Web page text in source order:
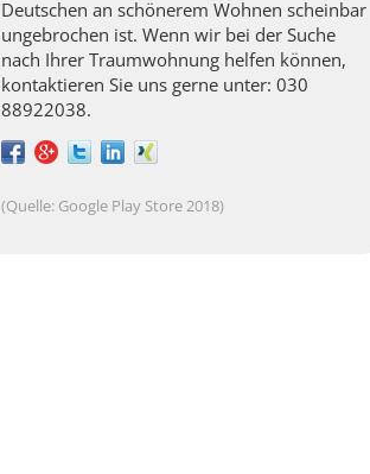
Deutschen an schönerem Wohnen scheinbar
ungebrochen ist. Wenn wir bei der Suche
nach Ihrer Traumwohnung helfen können,
kontaktieren Sie uns gerne unter: 030
88922038.
(Quelle: Google Play Store 2018)